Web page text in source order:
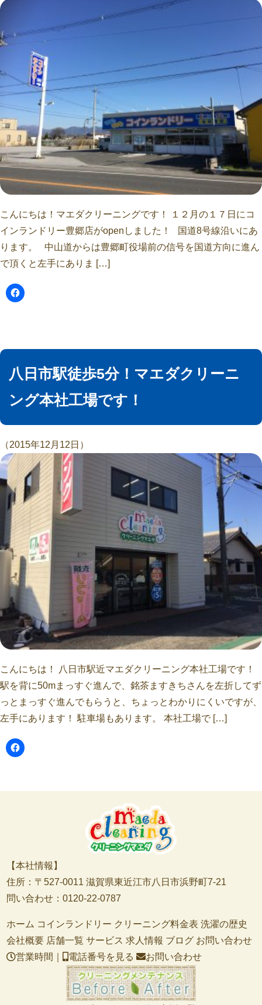
こんにちは！マエダクリーニングです！ １２月の１７日にコ
インランドリー豊郷店がopenしました！ 国道8号線沿いにあ
ります。 中山道からは豊郷町役場前の信号を国道方向に進ん
で頂くと左手にありま […]
八日市駅徒歩5分！マエダクリーニ
ング本社工場です！
（2015年12月12日）
こんにちは！ 八日市駅近マエダクリーニング本社工場です！
駅を背に50mまっすぐ進んで、銘茶ますきちさんを左折してず
っとまっすぐ進んでもらうと、ちょっとわかりにくいですが、
左手にあります！ 駐車場もあります。 本社工場で […]
【本社情報】
住所：〒527-0011 滋賀県東近江市八日市浜野町7-21
問い合わせ：0120-22-0787
ホーム コインランドリー クリーニング料金表 洗濯の歴史
会社概要 店舗一覧 サービス 求人情報 ブログ お問い合わせ
営業時間｜
電話番号を見る お問い合わせ